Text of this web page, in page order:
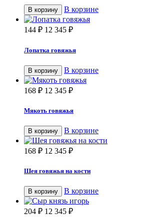
В корзину В корзине
144 ₽ 12 345 ₽
Лопатка говяжья
В корзину В корзине
168 ₽ 12 345 ₽
Мякоть говяжья
В корзину В корзине
168 ₽ 12 345 ₽
Шея говяжья на кости
В корзину В корзине
204 ₽ 12 345 ₽